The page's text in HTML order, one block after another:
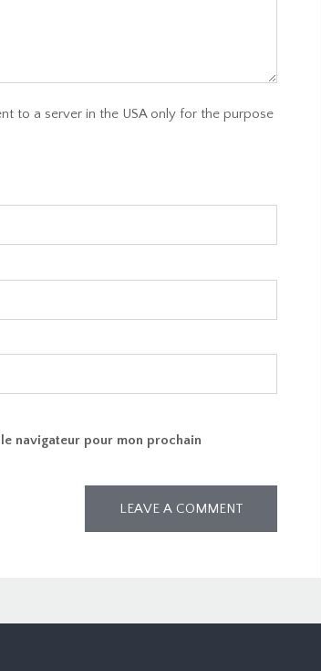
to a server in the USA only for the purpose
navigateur pour mon prochain